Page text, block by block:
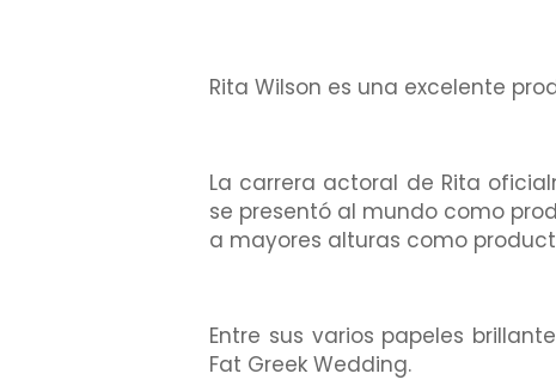
Rita Wilson es una excelente
La carrera actoral de Rita
se presentó al mundo como
a mayores alturas como
Entre sus varios papeles
Fat Greek Wedding.